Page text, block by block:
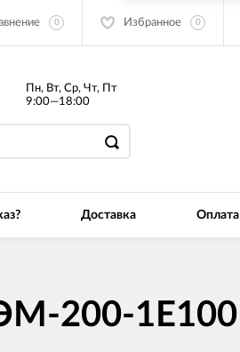
0 Избранное 0
Пн, Вт, Ср, Чт, Пт
9:00—18:00
Доставка Оплата
200-1E100